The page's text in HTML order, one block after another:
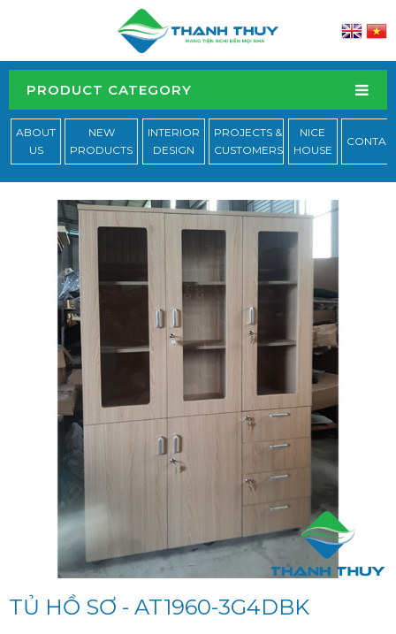
PRODUCT CATEGORY
ABOUT
US
NEW
PRODUCTS
INTERIOR
DESIGN
PROJECTS &
CUSTOMERS
NICE
HOUSE
TỦ HỒ SƠ - AT1960-3G4DBK